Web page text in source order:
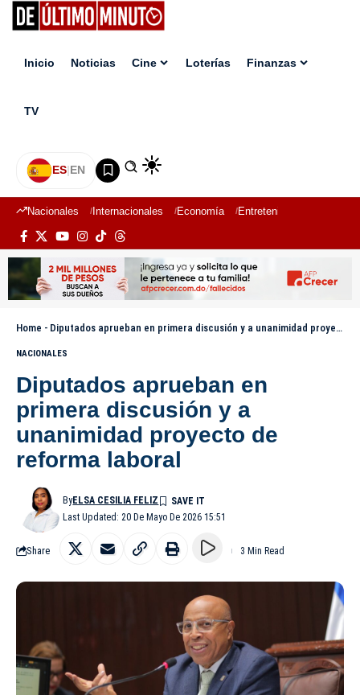
Inicio Noticias Cine Loterías Finanzas
TV
ES|EN
Nacionales Internacionales Economía Entretenimiento
Home - Diputados aprueban en primera discusión y a unanimidad proyecto de reforma laboral
NACIONALES
Diputados aprueban en
primera discusión y a
unanimidad proyecto de
reforma laboral
Last Updated: 20 De Mayo De 2026 15:51
ByELSA CESILIA FELIZ
Share 3 Min Read